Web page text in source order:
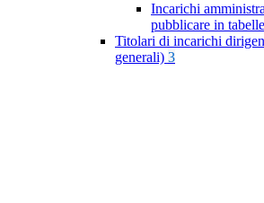
Incarichi
pubblicare in
Titolari di incarichi
generali) 3